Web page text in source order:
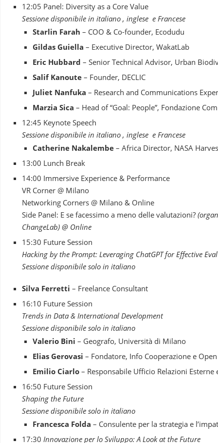
12:05 Panel: Diversity as a Core Value
Sessione disponibile in italiano , inglese e Francese
Starlin Farah – COO & Co-founder, Ecodudu
Gildas Guiella – Executive Director, WakatLab
Eric Hubbard – Senior Technical Advisor, Urban
Salif Kanoute – Founder, DECLIC
Juliet Nanfuka – Research and Communications
Marzia Sica – Head of “Goal: People”, Fondazione
12:45 Keynote Speech
Sessione disponibile in italiano , inglese e Francese
Catherine Nakalembe – Africa Director, NASA
13:00 Lunch Break
14:00 Immersive Experience & Performance
VR Corner @ Milano
Networking Corners @ Milano & Online
Side Panel: E se facessimo a meno delle valutazioni?
ChangeLab) @ Online
15:30 Future Session
Hacking by the Prompt: Leveraging ChatGPT for Effective
Sessione disponibile solo in italiano
Silva Ferretti – Freelance Consultant
16:10 Future Session
Trends in Data & International Development
Sessione disponibile solo in italiano
Valerio Bini – Geografo, Università di Milano
Elias Gerovasi – Fondatore, Info Cooperazione e
Emilio Ciarlo – Responsabile Ufficio Relazioni Esterne
16:50 Future Session
Shaping the Future
Sessione disponibile solo in italiano
Francesca Folda – Consulente per la strategia e
17:30 Innovazione per lo Sviluppo: A Look at the Future